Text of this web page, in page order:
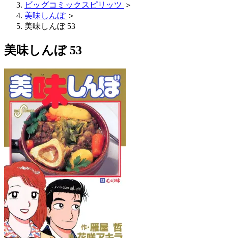
ビッグコミックスピリッツ ＞
美味しんぼ ＞
美味しんぼ 53
美味しんぼ 53